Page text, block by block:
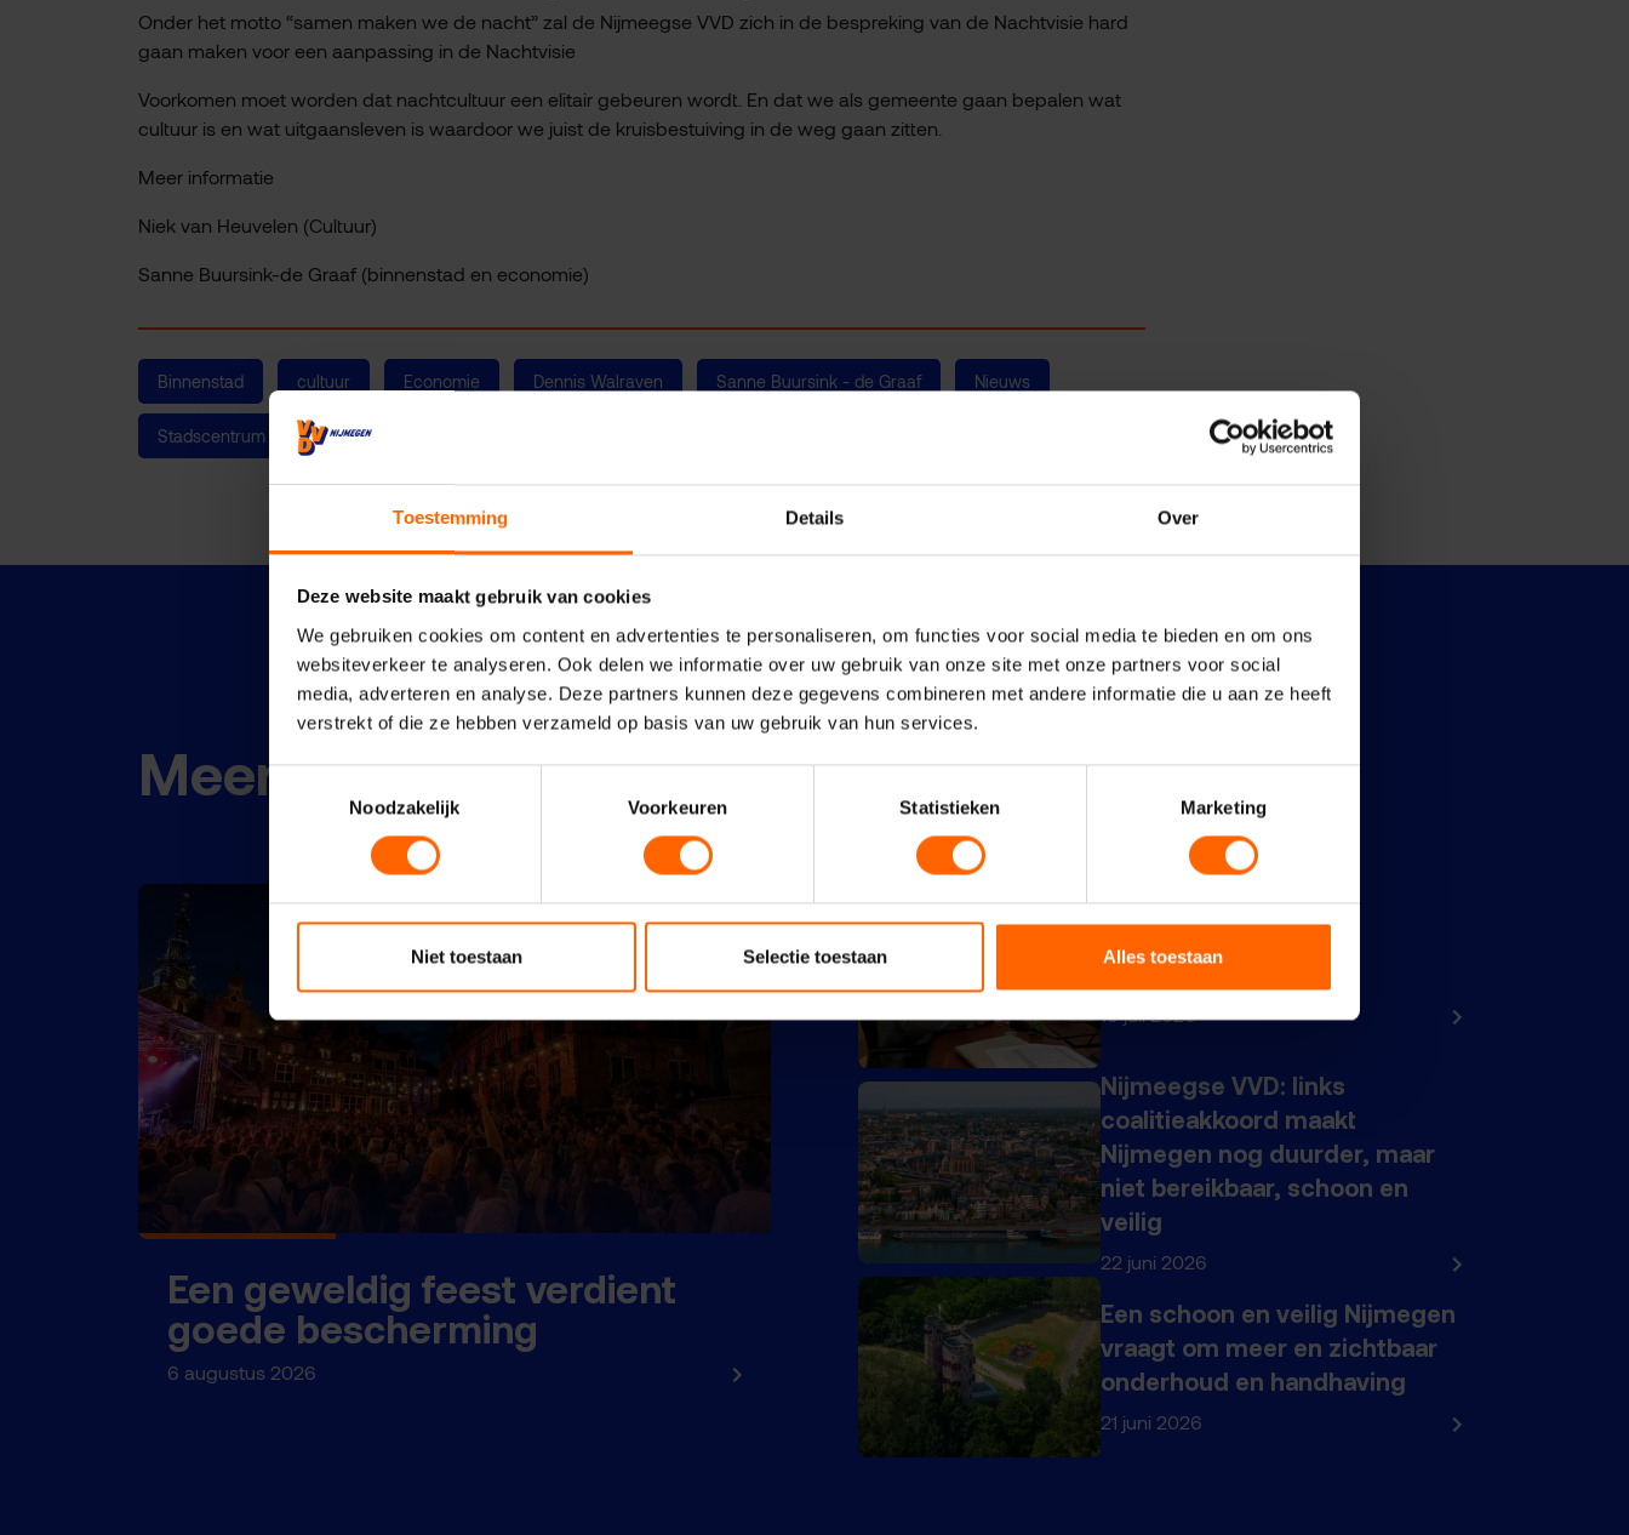
Toestemming Details Over
Deze website maakt gebruik van cookies
We gebruiken cookies om content en advertenties te personaliseren, om functies voor social media te bieden en om ons
websiteverkeer te analyseren. Ook delen we informatie over uw gebruik van onze site met onze partners voor social
media, adverteren en analyse. Deze partners kunnen deze gegevens combineren met andere informatie die u aan ze heeft
verstrekt of die ze hebben verzameld op basis van uw gebruik van hun services.
Toestemmingsselectie
Noodzakelijk
Voorkeuren Statistieken Marketing
Niet toestaan Selectie toestaan Alles toestaan
Onder het motto “samen maken we de nacht” zal de Nijmeegse VVD zich in de bespreking van de Nachtvisie hard
gaan maken voor een aanpassing in de Nachtvisie
Voorkomen moet worden dat nachtcultuur een elitair gebeuren wordt. En dat we als gemeente gaan bepalen wat
cultuur is en wat uitgaansleven is waardoor we juist de kruisbestuiving in de weg gaan zitten.
Meer informatie
Niek van Heuvelen (Cultuur)
Sanne Buursink-de Graaf (binnenstad en economie)
Binnenstad cultuur Economie Dennis Walraven Sanne Buursink - de Graaf Nieuws
Stadscentrum Nijmegen Centrum
Meer nieuws
Een geweldig feest verdient
goede bescherming
6 augustus 2026
Walraven
10 juli 2026
Nijmeegse VVD: links
coalitieakkoord maakt
Nijmegen nog duurder, maar
niet bereikbaar, schoon en
veilig
22 juni 2026
Een schoon en veilig Nijmegen
vraagt om meer en zichtbaar
onderhoud en handhaving
21 juni 2026